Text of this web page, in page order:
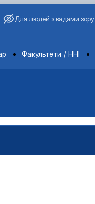
Для людей з вадами зору
Факультети / ННІ